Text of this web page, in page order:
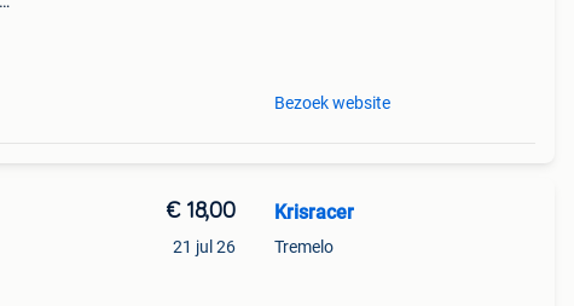
Bezoek website
€ 18,00
21 jul 26
Krisracer
Tremelo